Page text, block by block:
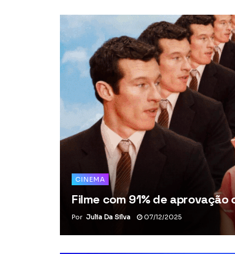
CINEMA
Filme com 91% de
Por Julia Da Silva 07/12/2025